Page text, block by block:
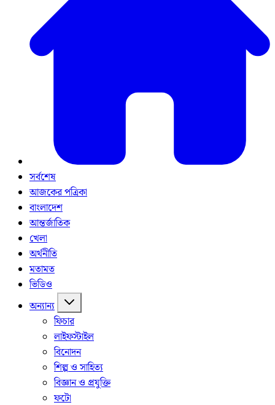
সর্বশেষ
আজকের পত্রিকা
বাংলাদেশ
আন্তর্জাতিক
খেলা
অর্থনীতি
মতামত
ভিডিও
অন্যান্য
ফিচার
লাইফস্টাইল
বিনোদন
শিল্প ও সাহিত্য
বিজ্ঞান ও প্রযুক্তি
ফটো